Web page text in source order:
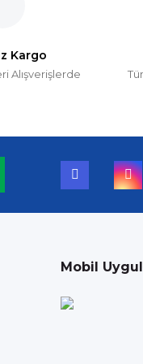
Kargo
Alışverişlerde
Mobil